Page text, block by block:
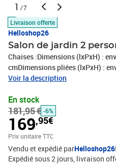
1 /7
Livraison offerte
Helloshop26
Salon de jardin 2
Chaises :Dimensions (lxPxH) :
cmDimensions pliées (lxPxH) :
d’assise (lxP) : environ 41 x 39
120 kgPoids : environ 3,2
x 59 x 72 cmDimension pliée
(lxP) : environ 1,5 x 4 cmPoids
environ 4 kgMatériaux :Structure
tressée : polyesterHelloshop26
Voir la description
En stock
181,95 € -6%
169,95€
Prix unitaire TTC
Vendu et expédié parHelloshop26
Expédié sous 2 jours livraison